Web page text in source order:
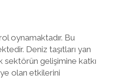
oynamaktadır. Bu
Deniz taşıtları yan
sektörün gelişimine katkı
olan etkilerini